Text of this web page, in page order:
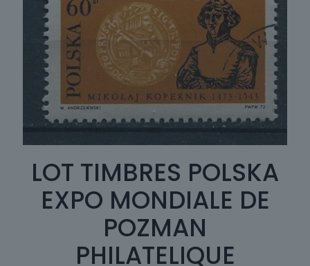
LOT TIMBRES POLSKA
EXPO MONDIALE DE
POZMAN
PHILATELIQUE